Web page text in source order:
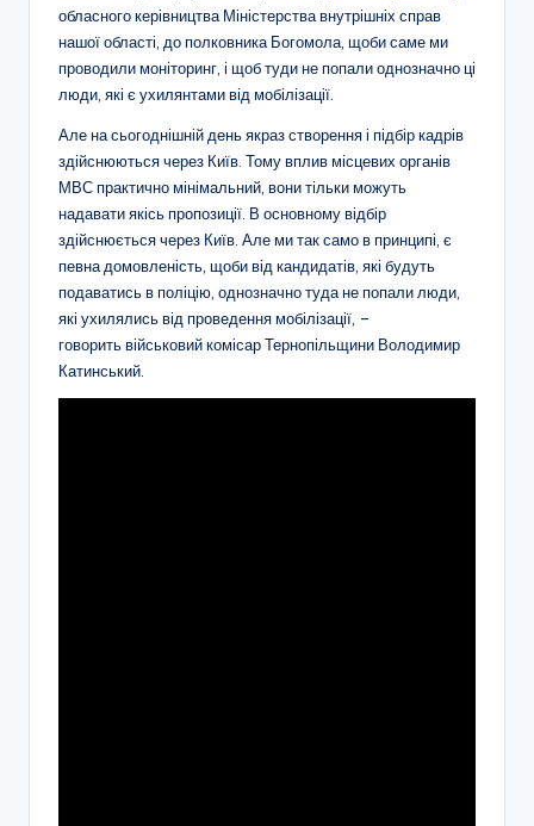
обласного керівництва Міністерства внутрішніх справ
нашої області, до полковника Богомола, щоби саме ми
проводили моніторинг, і щоб туди не попали однозначно ці
люди, які є ухилянтами від мобілізації.
Але на сьогоднішній день якраз створення і підбір кадрів
здійснюються через Київ. Тому вплив місцевих органів
МВС практично мінімальний, вони тільки можуть
надавати якісь пропозиції. В основному відбір
здійснюється через Київ. Але ми так само в принципі, є
певна домовленість, щоби від кандидатів, які будуть
подаватись в поліцію, однозначно туда не попали люди,
які ухилялись від проведення мобілізації, –
говорить військовий комісар Тернопільщини Володимир
Катинський.